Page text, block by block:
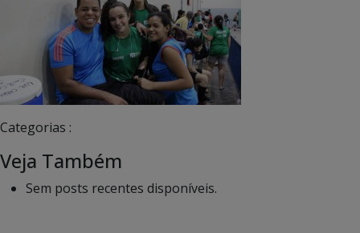
Categorias :
Veja Também
Sem posts recentes disponíveis.